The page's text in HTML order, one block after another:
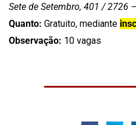
Sete de Setembro, 401 / 2726
Quanto: Gratuito, mediante
Observação: 10 vagas